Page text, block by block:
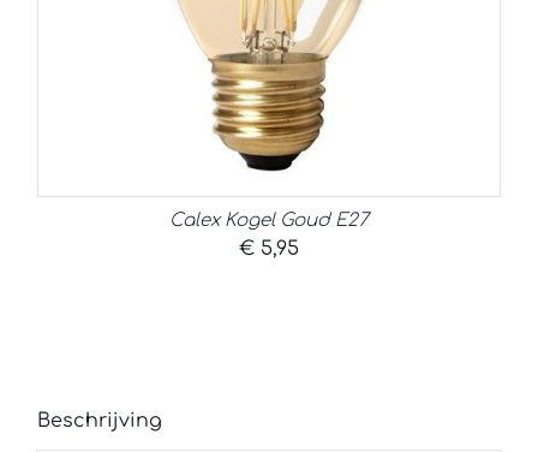
Calex Kogel Goud E27
€ 5,95
Beschrijving